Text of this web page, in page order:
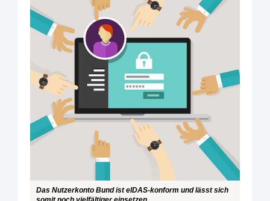
Das Nutzerkonto Bund ist eIDAS-konform und lässt sich